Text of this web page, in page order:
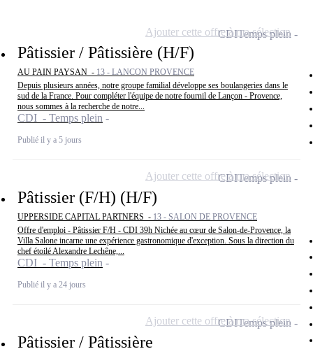
Pâtissier / Pâtissière (H/F)
AU PAIN PAYSAN - 13 - LANCON PROVENCE
Depuis plusieurs années, notre groupe familial développe ses boulangeries dans le
sud de la France. Pour compléter l'équipe de notre fournil de Lançon - Provence,
nous sommes à la recherche de notre...
CDI - Temps plein
Publié il y a 5 jours
CDITemps plein
Ajouter cette offre à ma sélection
Pâtissier (F/H) (H/F)
UPPERSIDE CAPITAL PARTNERS - 13 - SALON DE PROVENCE
Offre d'emploi - Pâtissier F/H - CDI 39h Nichée au cœur de Salon-de-Provence, la
Villa Salone incarne une expérience gastronomique d'exception. Sous la direction du
chef étoilé Alexandre Lechêne,...
CDI - Temps plein
Publié il y a 24 jours
CDITemps plein
Ajouter cette offre à ma sélection
Pâtissier / Pâtissière
CDITemps plein
Ajouter cette offre à ma sélection